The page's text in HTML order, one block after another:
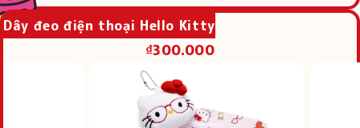
Dây đeo điện thoại Hello Kitty
₫300.000